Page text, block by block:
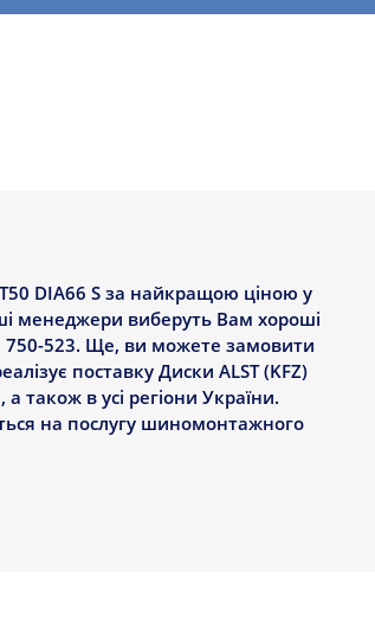
DIA66 S за найкращою ціною у
менеджери виберуть Вам хороші
750-523. Ще, ви можете замовити
поставку Диски ALST (KFZ)
також в усі регіони України.
на послугу шиномонтажного